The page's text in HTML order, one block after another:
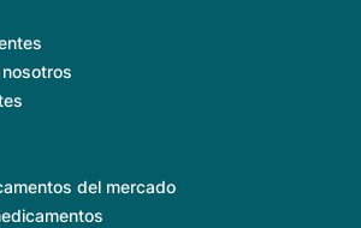
del mercado